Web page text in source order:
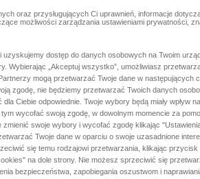
oraz przysługujących Ci uprawnień, informacje
możliwości zarządzania ustawieniami prywatności,
uzyskujemy dostęp do danych osobowych na Twoim
Wybierając „Akceptuj wszystko”, umożliwiasz
mogą przetwarzać Twoje dane w następujących
zgodę, nie będziemy przetwarzać Twoich danych
Ciebie odpowiednie. Twoje wybory będą miały wpływ na
wycofać swoją zgodę, w dowolnym momencie za
swoje wybory i wycofać zgodę klikając
Twoje dane w oparciu o swoje uzasadnione
się temu rodzajowi przetwarzania, klikając przycisk
na dole strony. Nie możesz sprzeciwić się
bezpieczeństwa, zapobiegania oszustwom i